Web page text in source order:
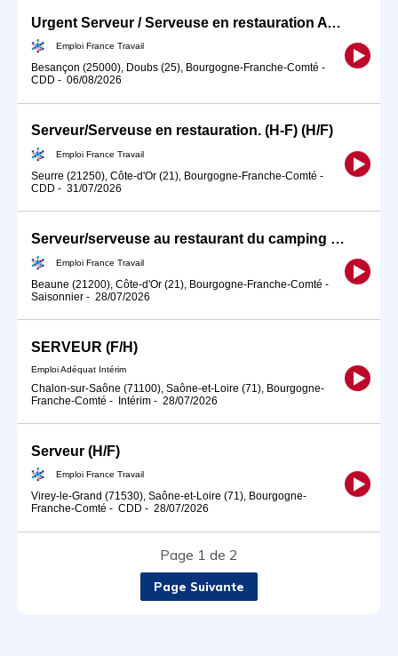
Urgent Serveur / Serveuse en restauration AVEC EXPERIENCE (H/F)
Emploi France Travail
Besançon (25000), Doubs (25), Bourgogne-Franche-Comté -
CDD - 06/08/2026
Serveur/Serveuse en restauration. (H-F) (H/F)
Emploi France Travail
Seurre (21250), Côte-d'Or (21), Bourgogne-Franche-Comté -
CDD - 31/07/2026
Serveur/serveuse au restaurant du camping municipal de Beaune (H/F)
Emploi France Travail
Beaune (21200), Côte-d'Or (21), Bourgogne-Franche-Comté -
Saisonnier - 28/07/2026
SERVEUR (F/H)
Emploi Adéquat Intérim
Chalon-sur-Saône (71100), Saône-et-Loire (71), Bourgogne-
Franche-Comté - Intérim - 28/07/2026
Serveur (H/F)
Emploi France Travail
Virey-le-Grand (71530), Saône-et-Loire (71), Bourgogne-
Franche-Comté - CDD - 28/07/2026
Page 1 de 2
Page Suivante